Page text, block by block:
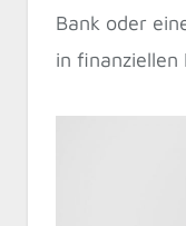
Bank oder
in